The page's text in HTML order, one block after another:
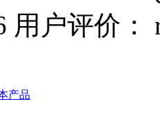
用户评价：
产品